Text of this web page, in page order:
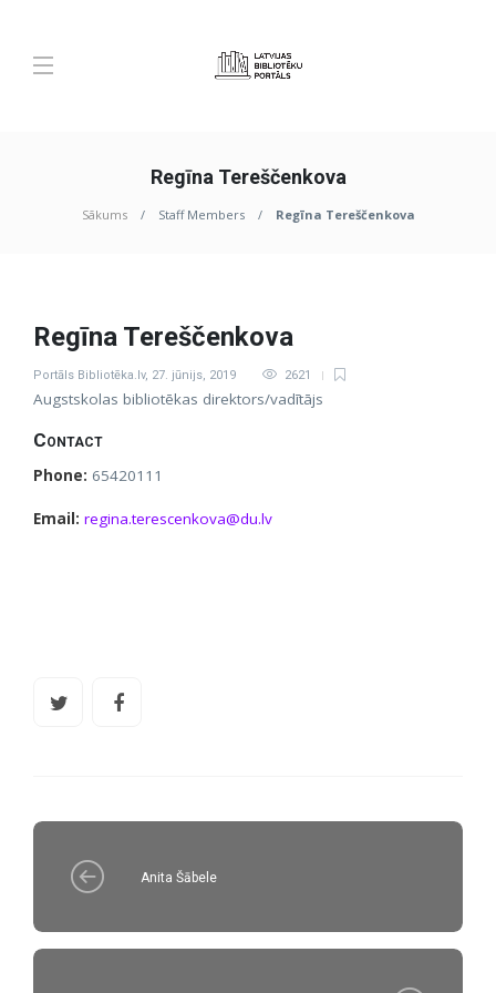
Regīna Tereščenkova
Sākums Staff Members Regīna Tereščenkova
Regīna Tereščenkova
Portāls Bibliotēka.lv, 27. jūnijs, 2019 2621
Augstskolas bibliotēkas direktors/vadītājs
Contact
Phone: 65420111
Email: regina.terescenkova@du.lv
Anita Šābele